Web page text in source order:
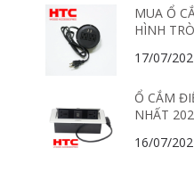
MUA Ổ
HÌNH
17/07/
Ổ CẮM
NHẤT
16/07/